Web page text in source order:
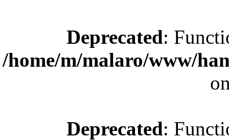
Deprecated:
/home/m/malaro/www/
Deprecated: